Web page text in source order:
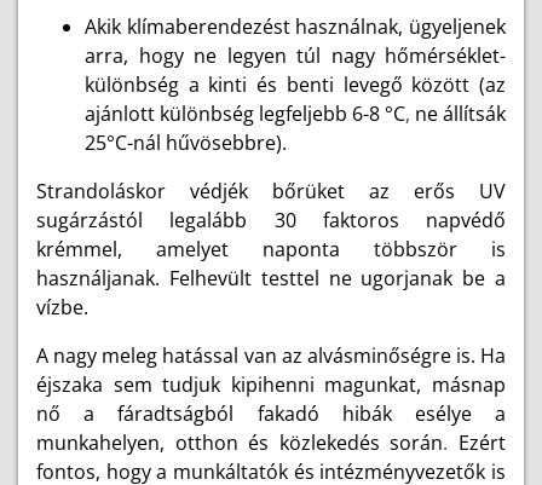
Akik klímaberendezést használnak, ügyeljenek
arra, hogy ne legyen túl nagy hőmérséklet-
különbség a kinti és benti levegő között (az
ajánlott különbség legfeljebb 6-8 °C, ne állítsák
25°C-nál hűvösebbre).
Strandoláskor védjék bőrüket az erős UV
sugárzástól legalább 30 faktoros napvédő
krémmel, amelyet naponta többször is
használjanak. Felhevült testtel ne ugorjanak be a
vízbe.
A nagy meleg hatással van az alvásminőségre is. Ha
éjszaka sem tudjuk kipihenni magunkat, másnap
nő a fáradtságból fakadó hibák esélye a
munkahelyen, otthon és közlekedés során. Ezért
fontos, hogy a munkáltatók és intézményvezetők is